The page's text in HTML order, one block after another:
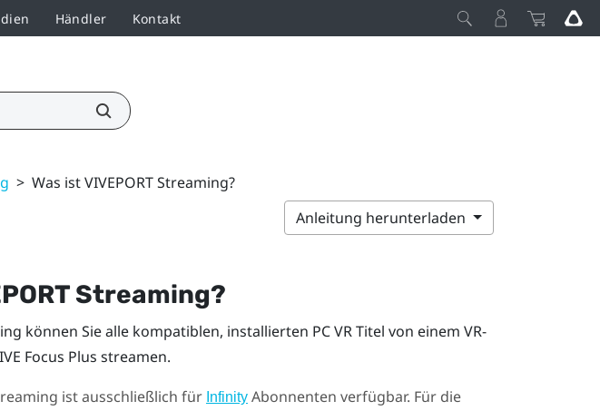
Händler Kontakt
> Was ist VIVEPORT Streaming?
Anleitung herunterladen
Streaming?
können Sie alle kompatiblen, installierten PC VR Titel von einem VR-
Focus Plus streamen.
ist ausschließlich für InfinityAbonnenten verfügbar. Für die